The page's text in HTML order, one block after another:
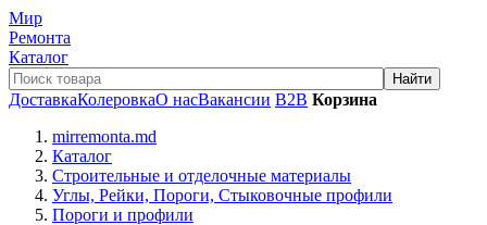
Мир
Ремонта
Каталог
ДоставкаКолеровкаО насВакансии B2B Корзина
mirremonta.md
Каталог
Строительные и отделочные материалы
Углы, Рейки, Пороги, Стыковочные профили
Пороги и профили